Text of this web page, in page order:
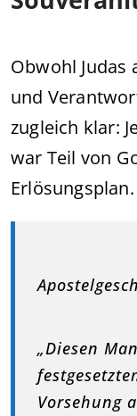
Obwohl Judas
und
zugleich klar:
war Teil von
Erlösungsplan.
„Diesen
Vorsehung